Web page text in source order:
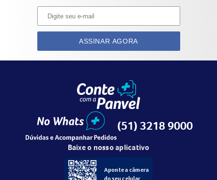
ASSINAR AGORA
(51) 3218 9000
Baixe o nosso aplicativo
Aponte a câmera
do seu celular